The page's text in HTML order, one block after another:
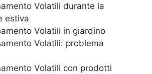
Volatili durante la
estiva
Volatili in giardino
Volatili: problema
Volatili con prodotti